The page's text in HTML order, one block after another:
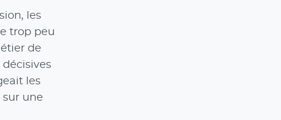
les
trop peu
de
les
une